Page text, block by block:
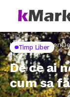
Home Timp Liber
Timp Liber
De ce ai
cum sa